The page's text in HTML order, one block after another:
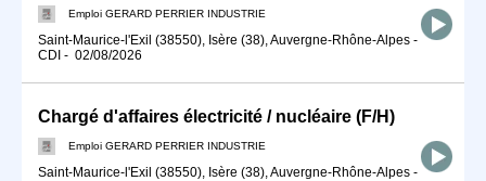
Emploi GERARD PERRIER INDUSTRIE
Saint-Maurice-l'Exil (38550), Isère (38), Auvergne-Rhône-Alpes -
CDI - 02/08/2026
Chargé d'affaires électricité / nucléaire (F/H)
Emploi GERARD PERRIER INDUSTRIE
Saint-Maurice-l'Exil (38550), Isère (38), Auvergne-Rhône-Alpes -